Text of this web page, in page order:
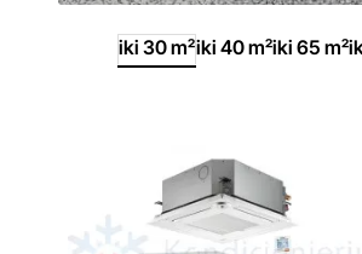
iki 30 m²iki 40 m²iki 65 m²